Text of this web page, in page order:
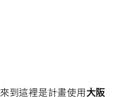
到這裡是計畫使用 大阪